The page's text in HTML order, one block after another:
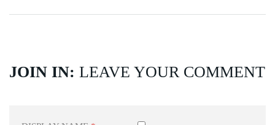
JOIN IN: LEAVE YOUR COMMENT